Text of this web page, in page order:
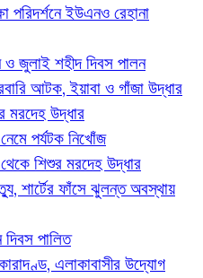
পরিদর্শনে ইউএনও রেহানা
ও জুলাই শহীদ দিবস পালন
আটক, ইয়াবা ও গাঁজা উদ্ধার
মরদেহ উদ্ধার
পর্যটক নিখোঁজ
শিশুর মরদেহ উদ্ধার
শার্টের ফাঁসে ঝুলন্ত অবস্থায়
পালিত
এলাকাবাসীর উদ্যোগ